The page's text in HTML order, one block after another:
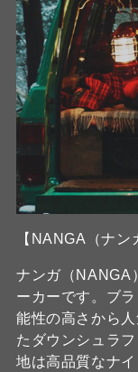
【NANGA（ナン
ナンガ（NANGA
ーカーです。ブ
能性の高さから
たダウンシュラ
地は高品質なナ